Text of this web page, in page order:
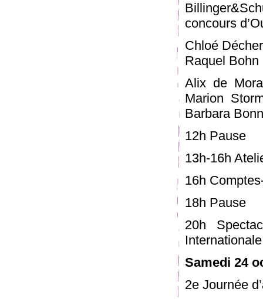
concours
Chloé
Raquel Bohn
Alix de
Marion
Barbara
12h Pause
13h-16h
16h
18h Pause
20h
Samedi 24
2e Journée